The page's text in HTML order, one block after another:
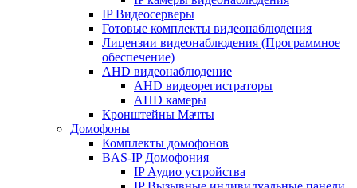
IP Видеосерверы
Готовые комплекты видеонаблюдения
Лицензии видеонаблюдения (Программное
обеспечение)
AHD видеонаблюдение
AHD видеорегистраторы
AHD камеры
Кронштейны Мачты
Домофоны
Комплекты домофонов
BAS-IP Домофония
IP Аудио устройства